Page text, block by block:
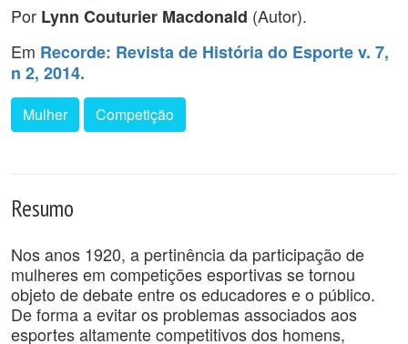
Por Lynn Couturier Macdonald (Autor).
Em Recorde: Revista de História do Esporte v. 7,
n 2, 2014.
Mulher Competição
Resumo
Nos anos 1920, a pertinência da participação de
mulheres em competições esportivas se tornou
objeto de debate entre os educadores e o público.
De forma a evitar os problemas associados aos
esportes altamente competitivos dos homens,